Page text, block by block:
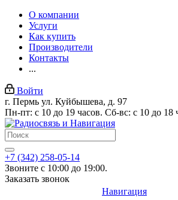
О компании
Услуги
Как купить
Производители
Контакты
...
Войти
г. Пермь ул. Куйбышева, д. 97
Пн-пт: с 10 до 19 часов. Сб-вс: с 10 до 18
+7 (342) 258-05-14
Звоните с 10:00 до 19:00.
Заказать звонок
Навигация